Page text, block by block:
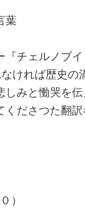
葉
『チェルノブ
ければ歴史の
みと慟哭を
ださつた翻
）